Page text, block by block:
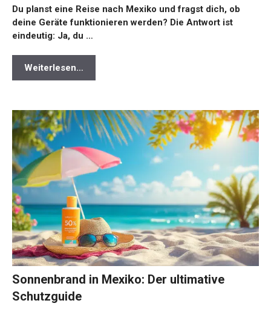
Du planst eine Reise nach Mexiko und fragst dich, ob
deine Geräte funktionieren werden? Die Antwort ist
eindeutig: Ja, du …
Weiterlesen…
Sonnenbrand in Mexiko: Der ultimative
Schutzguide